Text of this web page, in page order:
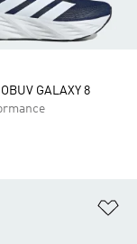
GALAXY 8